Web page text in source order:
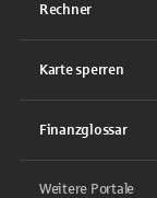
Rechner
Karte sperren
Finanzglossar
Weitere Portale